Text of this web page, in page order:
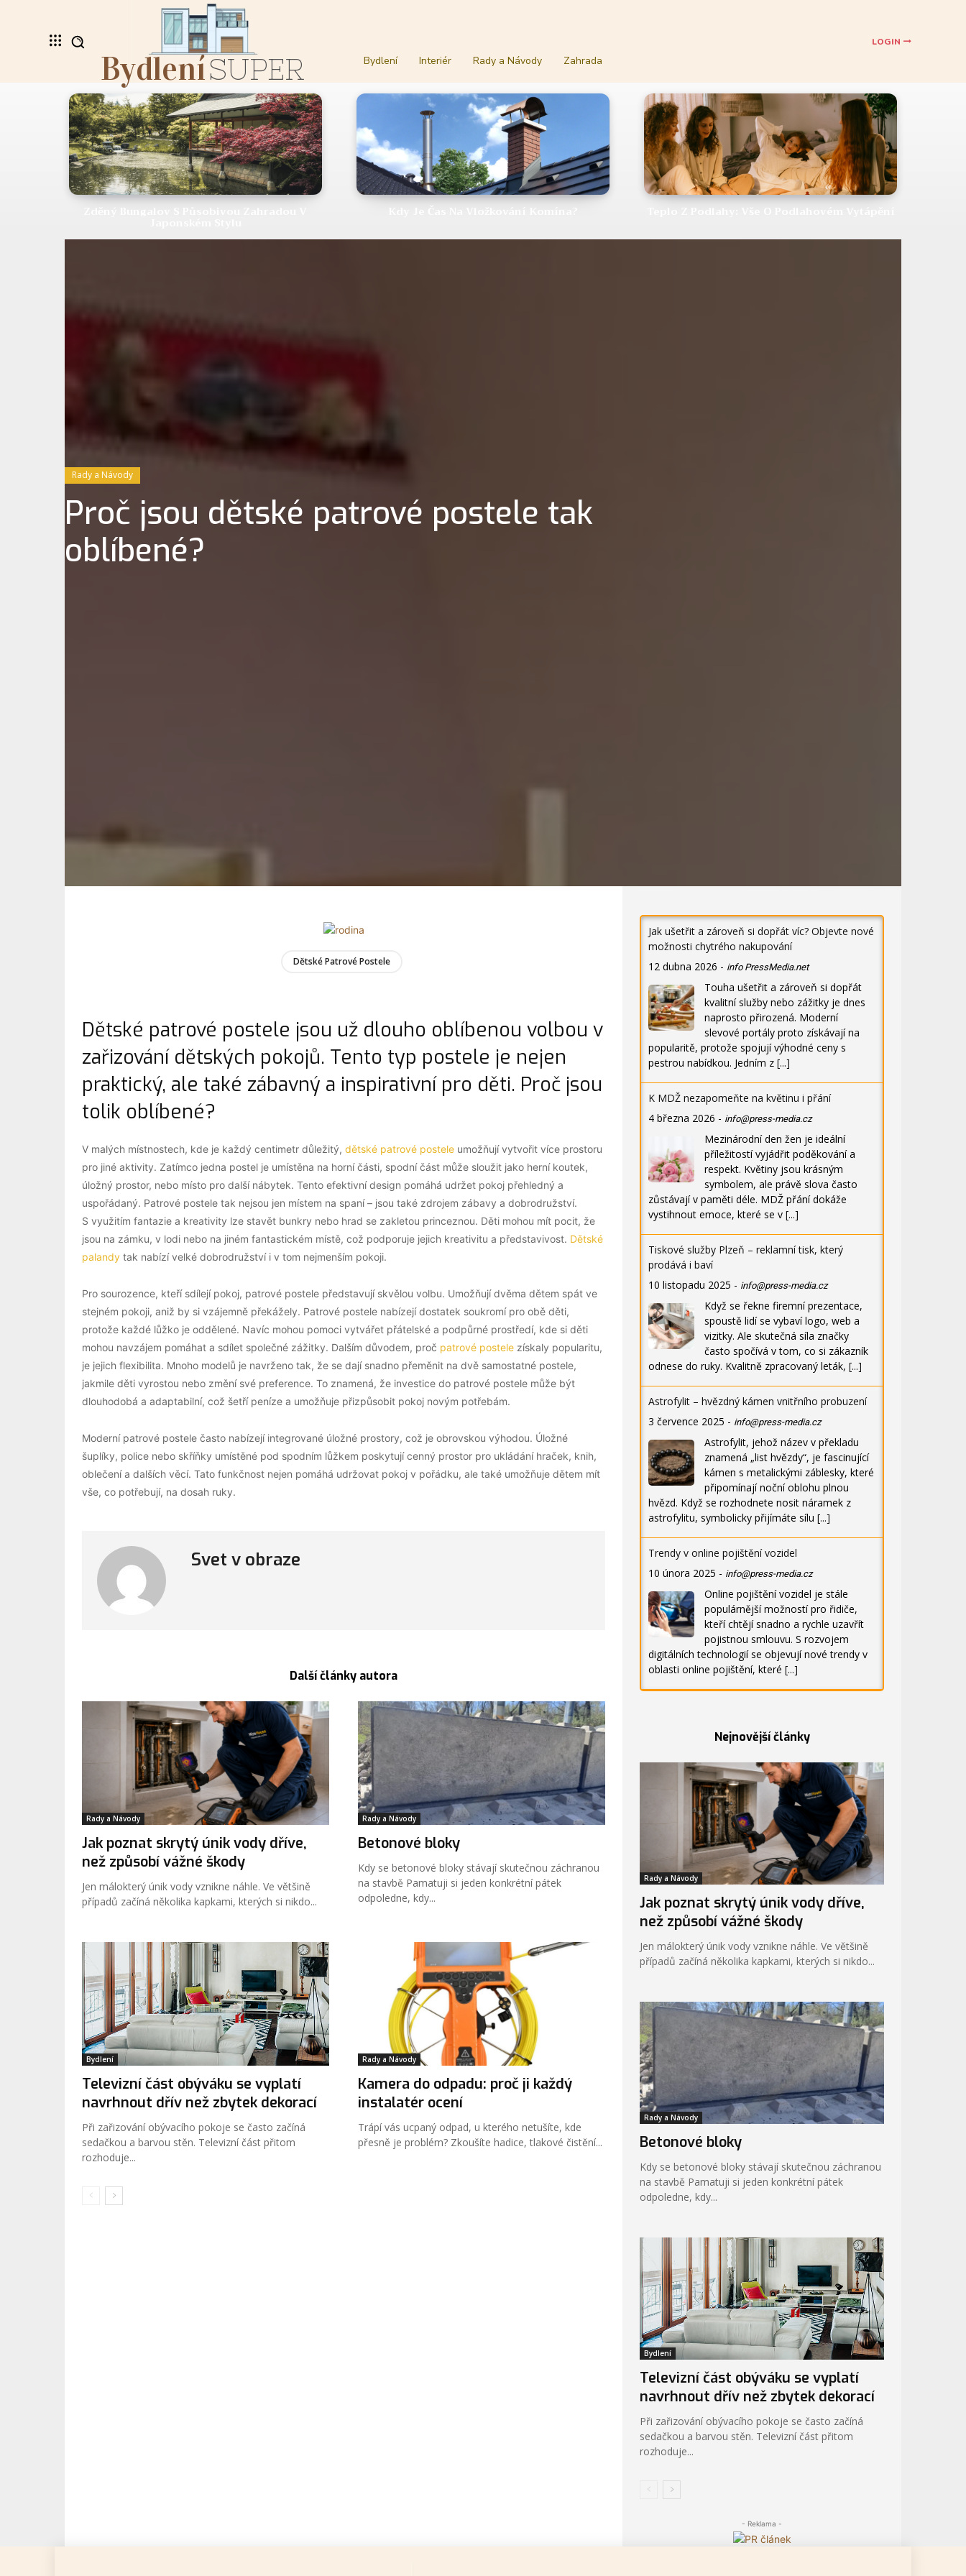
BydleníSUPER Bydlení Interiér Rady a Návody Zahrada
LOGIN
Rady a Návody
Proč jsou dětské patrové postele tak
oblíbené?
Dětské Patrové Postele
Dětské patrové postele jsou už dlouho oblíbenou volbou v
zařizování dětských pokojů. Tento typ postele je nejen
praktický, ale také zábavný a inspirativní pro děti. Proč jsou
tolik oblíbené?
V malých místnostech, kde je každý centimetr důležitý, dětské patrové postele umožňují vytvořit více prostoru
pro jiné aktivity. Zatímco jedna postel je umístěna na horní části, spodní část může sloužit jako herní koutek,
úložný prostor, nebo místo pro další nábytek. Tento efektivní design pomáhá udržet pokoj přehledný a
uspořádaný. Patrové postele tak nejsou jen místem na spaní – jsou také zdrojem zábavy a dobrodružství.
S využitím fantazie a kreativity lze stavět bunkry nebo hrad se zakletou princeznou. Děti mohou mít pocit, že
jsou na zámku, v lodi nebo na jiném fantastickém místě, což podporuje jejich kreativitu a představivost. Dětské
palandy tak nabízí velké dobrodružství i v tom nejmenším pokoji.
Pro sourozence, kteří sdílejí pokoj, patrové postele představují skvělou volbu. Umožňují dvěma dětem spát ve
stejném pokoji, aniž by si vzájemně překážely. Patrové postele nabízejí dostatek soukromí pro obě děti,
protože každé lůžko je oddělené. Navíc mohou pomoci vytvářet přátelské a podpůrné prostředí, kde si děti
mohou navzájem pomáhat a sdílet společné zážitky. Dalším důvodem, proč patrové postele získaly popularitu,
je jejich flexibilita. Mnoho modelů je navrženo tak, že se dají snadno přeměnit na dvě samostatné postele,
jakmile děti vyrostou nebo změní své preference. To znamená, že investice do patrové postele může být
dlouhodobá a adaptabilní, což šetří peníze a umožňuje přizpůsobit pokoj novým potřebám.
Moderní patrové postele často nabízejí integrované úložné prostory, což je obrovskou výhodou. Úložné
šuplíky, police nebo skříňky umístěné pod spodním lůžkem poskytují cenný prostor pro ukládání hraček, knih,
oblečení a dalších věcí. Tato funkčnost nejen pomáhá udržovat pokoj v pořádku, ale také umožňuje dětem mít
vše, co potřebují, na dosah ruky.
Svet v obraze
Další články autora
Rady a Návody
Jak poznat skrytý únik vody dříve,
než způsobí vážné škody
Jen málokterý únik vody vznikne náhle. Ve většině
případů začíná několika kapkami, kterých si nikdo...
Rady a Návody
Betonové bloky
Kdy se betonové bloky stávají skutečnou záchranou
na stavbě Pamatuji si jeden konkrétní pátek
odpoledne, kdy...
Bydlení
Televizní část obýváku se vyplatí
navrhnout dřív než zbytek dekorací
Při zařizování obývacího pokoje se často začíná
sedačkou a barvou stěn. Televizní část přitom
rozhoduje...
Rady a Návody
Kamera do odpadu: proč ji každý
instalatér ocení
Trápí vás ucpaný odpad, u kterého netušíte, kde
přesně je problém? Zkoušíte hadice, tlakové čistění...
Jak ušetřit a zároveň si dopřát víc? Objevte nové
možnosti chytrého nakupování
12 dubna 2026 - info PressMedia.net
Touha ušetřit a zároveň si dopřát
kvalitní služby nebo zážitky je dnes
naprosto přirozená. Moderní
slevové portály proto získávají na
popularitě, protože spojují výhodné ceny s
pestrou nabídkou. Jedním z [...]
K MDŽ nezapomeňte na květinu i přání
4 března 2026 - info@press-media.cz
Mezinárodní den žen je ideální
příležitostí vyjádřit poděkování a
respekt. Květiny jsou krásným
symbolem, ale právě slova často
zůstávají v paměti déle. MDŽ přání dokáže
vystihnout emoce, které se v [...]
Tiskové služby Plzeň – reklamní tisk, který
prodává i baví
10 listopadu 2025 - info@press-media.cz
Když se řekne firemní prezentace,
spoustě lidí se vybaví logo, web a
vizitky. Ale skutečná síla značky
často spočívá v tom, co si zákazník
odnese do ruky. Kvalitně zpracovaný leták, [...]
Astrofylit – hvězdný kámen vnitřního probuzení
3 července 2025 - info@press-media.cz
Astrofylit, jehož název v překladu
znamená „list hvězdy“, je fascinující
kámen s metalickými záblesky, které
připomínají noční oblohu plnou
hvězd. Když se rozhodnete nosit náramek z
astrofylitu, symbolicky přijímáte sílu [...]
Trendy v online pojištění vozidel
10 února 2025 - info@press-media.cz
Online pojištění vozidel je stále
populárnější možností pro řidiče,
kteří chtějí snadno a rychle uzavřít
pojistnou smlouvu. S rozvojem
digitálních technologií se objevují nové trendy v
oblasti online pojištění, které [...]
Nejnovější články
Rady a Návody
Jak poznat skrytý únik vody dříve,
než způsobí vážné škody
Jen málokterý únik vody vznikne náhle. Ve většině
případů začíná několika kapkami, kterých si nikdo...
Rady a Návody
Betonové bloky
Kdy se betonové bloky stávají skutečnou záchranou
na stavbě Pamatuji si jeden konkrétní pátek
odpoledne, kdy...
Bydlení
Televizní část obýváku se vyplatí
navrhnout dřív než zbytek dekorací
Při zařizování obývacího pokoje se často začíná
sedačkou a barvou stěn. Televizní část přitom
rozhoduje...
- Reklama -